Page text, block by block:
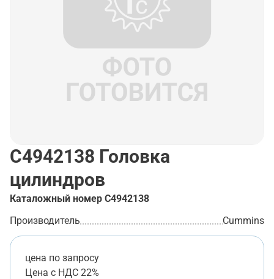
C4942138 Головка
цилиндров
Каталожный номер C4942138
Производитель
Cummins
цена по запросу
Цена с НДС 22%